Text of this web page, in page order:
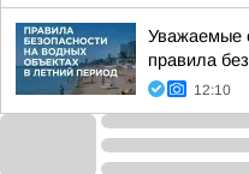
Уважаемые
правила
12:10